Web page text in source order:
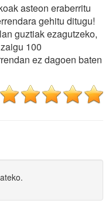
asteon eraberritu
gehitu ditugu!
guztiak ezagutzeko,
100
ez dagoen baten